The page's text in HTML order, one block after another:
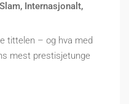
, Internasjonalt,
tittelen – og hva med
mest prestisjetunge